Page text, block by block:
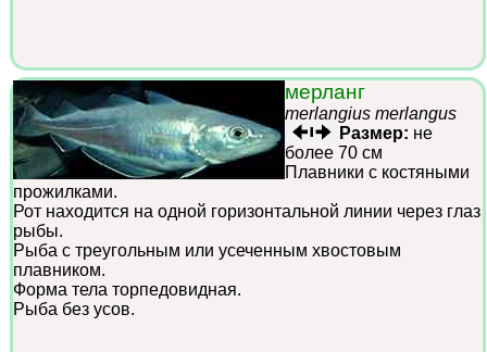
мерланг
merlangius merlangus
Размер: не
более 70 см
Плавники с костяными
прожилками.
Рот находится на одной горизонтальной линии через глаз
рыбы.
Рыба с треугольным или усеченным хвостовым
плавником.
Форма тела торпедовидная.
Рыба без усов.